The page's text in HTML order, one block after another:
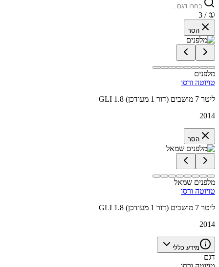
①
/ 3
הסר
מלפנים
טויוטה ורסו
GLI 1.8 ליטר 7 מושבים (דור 1 מעודכן)
2014
הסר
מלפנים שמאל
טויוטה ורסו
GLI 1.8 ליטר 7 מושבים (דור 1 מעודכן)
2014
מידע כללי
דגם